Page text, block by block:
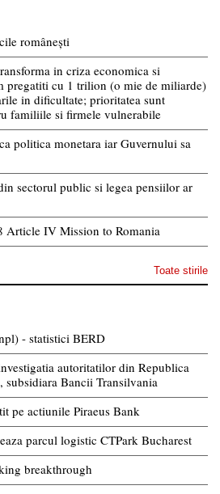
românești
in criza economica si
pregatiti cu 1 trilion (o mie de miliarde)
in dificultate; prioritatea sunt
familiile si firmele vulnerabile
politica monetara iar Guvernului sa
sectorul public si legea pensiilor ar
Article IV Mission to Romania
Toate stirile
- statistici BERD
autoritatilor din Republica
Bancii Transilvania
pe actiunile Piraeus Bank
parcul logistic CTPark Bucharest
breakthrough